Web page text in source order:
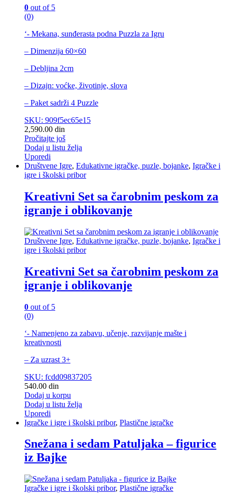
0 out of 5
(0)
‘- Mekana, sunđerasta podna Puzzla za Igru
– Dimenzija 60×60
– Debljina 2cm
– Dizajn: voćke, životinje, slova
– Paket sadrži 4 Puzzle
SKU: 909f5ec65e15
2,590.00 din
Pročitajte još
Dodaj u listu želja
Uporedi
Društvene Igre, Edukativne igračke, puzle, bojanke, Igračke i
igre i školski pribor
Kreativni Set sa čarobnim peskom za
igranje i oblikovanje
Društvene Igre, Edukativne igračke, puzle, bojanke, Igračke i
igre i školski pribor
Kreativni Set sa čarobnim peskom za
igranje i oblikovanje
0 out of 5
(0)
‘- Namenjeno za zabavu, učenje, razvijanje mašte i
kreativnosti
– Za uzrast 3+
SKU: fcdd09837205
540.00 din
Dodaj u korpu
Dodaj u listu želja
Uporedi
Igračke i igre i školski pribor, Plastične igračke
Snežana i sedam Patuljaka – figurice
iz Bajke
Igračke i igre i školski pribor, Plastične igračke